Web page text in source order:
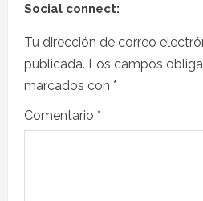
Social connect:
Tu dirección de correo
publicada. Los campos
marcados con *
Comentario *